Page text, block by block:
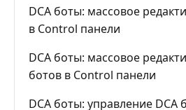
DCA боты: массовое
в Control панели
DCA боты: массовое
ботов в Control панели
DCA боты: управление DCA